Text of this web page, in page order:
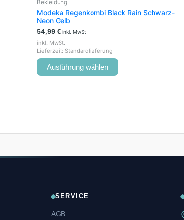
Bekleidung
Modeka Regenkombi Black Rain Schwarz-
Neon Gelb
54,99 € inkl. MwSt
inkl. MwSt.
Lieferzeit: Standardlieferung
Ausführung wählen
SERVICE
AGB